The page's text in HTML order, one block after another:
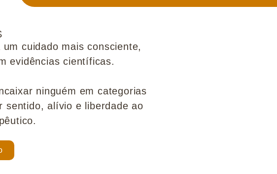
cuidado mais consciente,
evidências científicas.
ninguém em categorias
sentido, alívio e liberdade ao